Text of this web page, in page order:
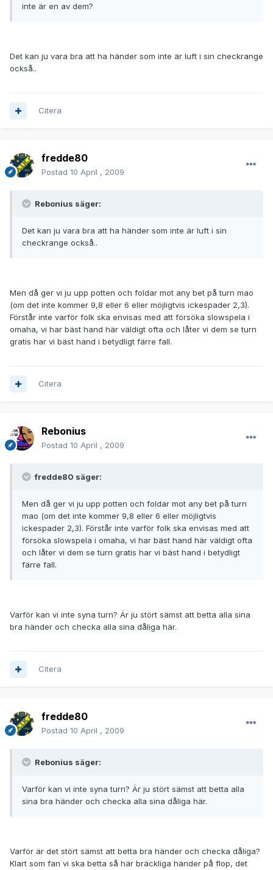
inte är en av dem?
Det kan ju vara bra att ha händer som inte är luft i sin checkrange
också..
Citera
fredde80
Postad 10 April , 2009
Rebonius säger:
Det kan ju vara bra att ha händer som inte är luft i sin
checkrange också..
Men då ger vi ju upp potten och foldar mot any bet på turn mao
(om det inte kommer 9,8 eller 6 eller möjligtvis ickespader 2,3).
Förstår inte varför folk ska envisas med att försöka slowspela i
omaha, vi har bäst hand här väldigt ofta och låter vi dem se turn
gratis har vi bäst hand i betydligt färre fall.
Citera
Rebonius
Postad 10 April , 2009
fredde80 säger:
Men då ger vi ju upp potten och foldar mot any bet på turn
mao (om det inte kommer 9,8 eller 6 eller möjligtvis
ickespader 2,3). Förstår inte varför folk ska envisas med att
försöka slowspela i omaha, vi har bäst hand här väldigt ofta
och låter vi dem se turn gratis har vi bäst hand i betydligt
färre fall.
Varför kan vi inte syna turn? Är ju stört sämst att betta alla sina
bra händer och checka alla sina dåliga här.
Citera
fredde80
Postad 10 April , 2009
Rebonius säger:
Varför kan vi inte syna turn? Är ju stört sämst att betta alla
sina bra händer och checka alla sina dåliga här.
Varför är det stört sämst att betta bra händer och checka dåliga?
Klart som fan vi ska betta så här bräckliga händer på flop, det